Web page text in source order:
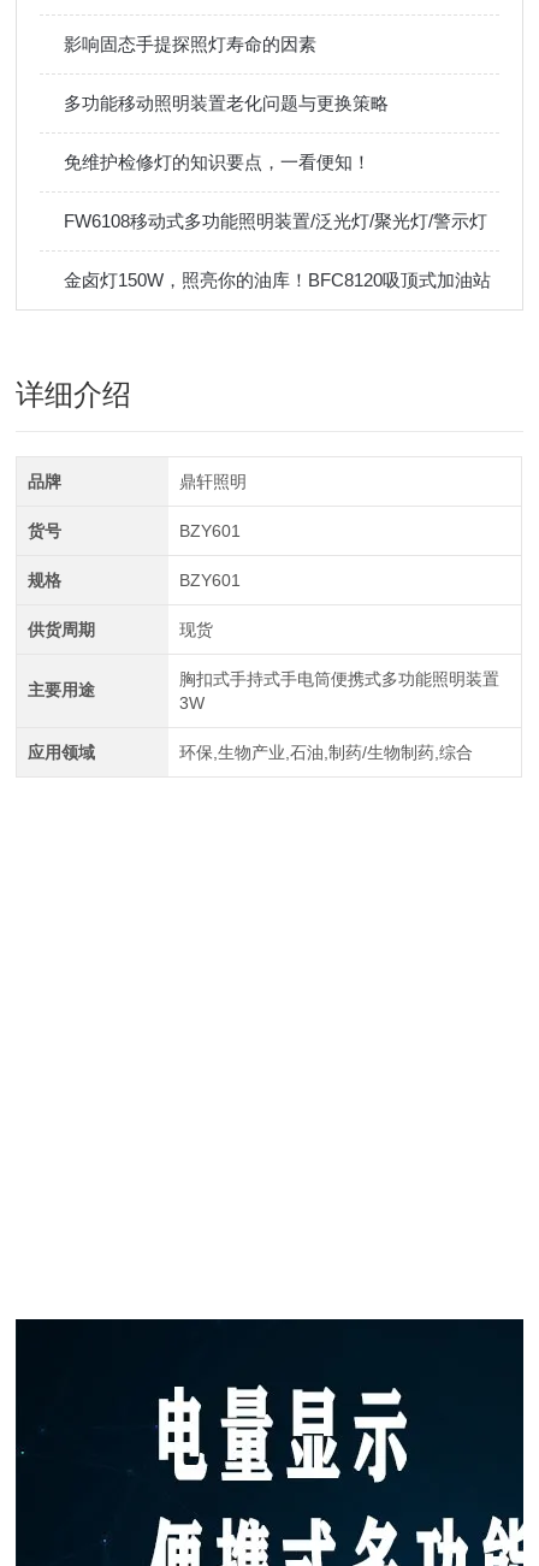
影响固态手提探照灯寿命的因素
多功能移动照明装置老化问题与更换策略
免维护检修灯的知识要点，一看便知！
FW6108移动式多功能照明装置/泛光灯/聚光灯/警示灯
金卤灯150W，照亮你的油库！BFC8120吸顶式加油站
详细介绍
品牌 鼎轩照明
货号 BZY601
规格 BZY601
供货周期 现货
主要用途
胸扣式手持式手电筒便携式多功能照明装置
3W
应用领域 环保,生物产业,石油,制药/生物制药,综合